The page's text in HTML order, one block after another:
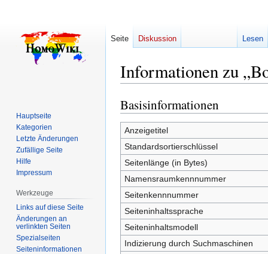
Informationen zu
Zur
Navigation
springen
Zur
Suche
springen
Basisinformationen
Anzeigetitel
Standardsortierschlüssel
Seitenlänge (in Bytes)
Namensraumkennnummer
Seitenkennnummer
Seiteninhaltssprache
Seiteninhaltsmodell
Indizierung durch Suchmaschinen
Seite Diskussion Lesen
Hauptseite
Kategorien
Letzte Änderungen
Zufällige Seite
Hilfe
Impressum
Werkzeuge
Links auf diese Seite
Änderungen an
verlinkten Seiten
Spezialseiten
Seiten­­informationen